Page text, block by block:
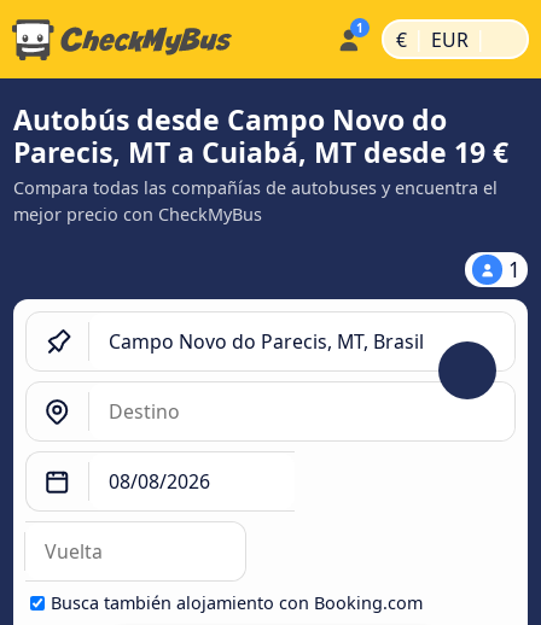
€ | EUR |
Autobús desde Campo Novo do
Parecis, MT a Cuiabá, MT desde 19 €
Compara todas las compañías de autobuses y encuentra el
mejor precio con CheckMyBus
1
Busca también alojamiento con Booking.com